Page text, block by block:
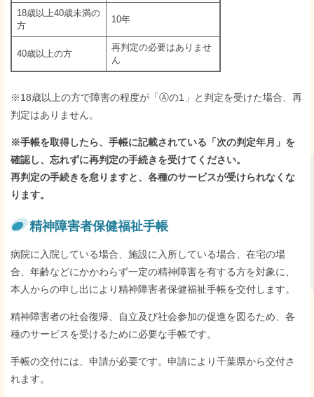
18歳以上40歳未満の
方
10年
40歳以上の方
再判定の必要はありませ
ん
※18歳以上の方で障害の程度が「Ⓐの1」と判定を受けた場合、再
判定はありません。
※手帳を取得したら、手帳に記載されている「次の判定年月」を
確認し、忘れずに再判定の手続きを受けてください。
再判定の手続きを怠りますと、各種のサービスが受けられなくな
ります。
精神障害者保健福祉手帳
病院に入院している場合、施設に入所している場合、在宅の場
合、年齢などにかかわらず一定の精神障害を有する方を対象に、
本人からの申し出により精神障害者保健福祉手帳を交付します。
精神障害者の社会復帰、自立及び社会参加の促進を図るため、各
種のサービスを受けるために必要な手帳です。
手帳の交付には、申請が必要です。申請により千葉県から交付さ
れます。